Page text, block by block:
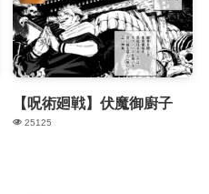
【呪術廻戦】伏魔御廚子
25125